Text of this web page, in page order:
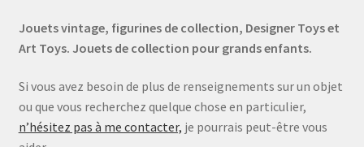
Jouets vintage, figurines de collection, Designer Toys et
Art Toys. Jouets de collection pour grands enfants.
Si vous avez besoin de plus de renseignements sur un objet
ou que vous recherchez quelque chose en particulier,
n’hésitez pas à me contacter, je pourrais peut-être vous